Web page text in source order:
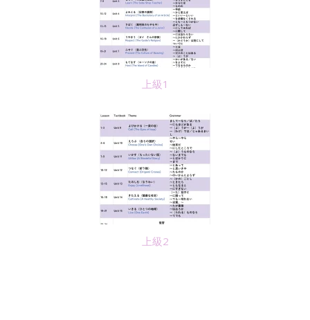
上級1
上級2